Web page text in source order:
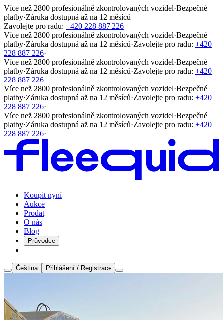
Více než 2800 profesionálně zkontrolovaných vozidel·Bezpečné
platby·Záruka dostupná až na 12 měsíců
Zavolejte pro radu: +420 228 887 226
Více než 2800 profesionálně zkontrolovaných vozidel·Bezpečné
platby·Záruka dostupná až na 12 měsíců·Zavolejte pro radu: +420
228 887 226·
Více než 2800 profesionálně zkontrolovaných vozidel·Bezpečné
platby·Záruka dostupná až na 12 měsíců·Zavolejte pro radu: +420
228 887 226·
Více než 2800 profesionálně zkontrolovaných vozidel·Bezpečné
platby·Záruka dostupná až na 12 měsíců·Zavolejte pro radu: +420
228 887 226·
Více než 2800 profesionálně zkontrolovaných vozidel·Bezpečné
platby·Záruka dostupná až na 12 měsíců·Zavolejte pro radu: +420
228 887 226·
Koupit nyní
Aukce
Prodat
O nás
Blog
Průvodce
Čeština Přihlášení / Registrace